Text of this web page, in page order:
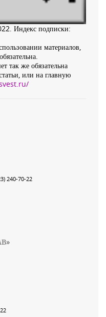
Индекс подписки:
материалов,
так же обязательна
или на главную
240-70-22